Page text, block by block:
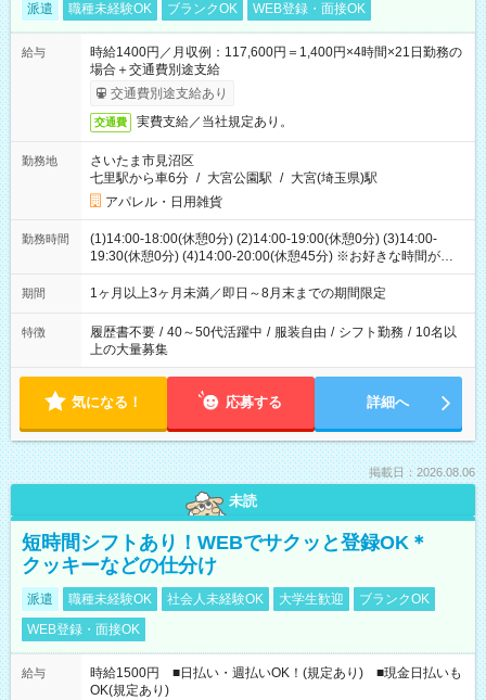
派遣 職種未経験OK ブランクOK WEB登録・面接OK
給与
時給1400円／月収例：117,600円＝1,400円×4時間×21日勤務の
場合＋交通費別途支給
交通費別途支給あり
交通費 実費支給／当社規定あり。
勤務地
さいたま市見沼区
七里駅から車6分 / 大宮公園駅 / 大宮(埼玉県)駅
アパレル・日用雑貨
勤務時間
(1)14:00-18:00(休憩0分) (2)14:00-19:00(休憩0分) (3)14:00-
19:30(休憩0分) (4)14:00-20:00(休憩45分) ※お好きな時間が選べ
ます
期間 1ヶ月以上3ヶ月未満／即日～8月末までの期間限定
特徴 履歴書不要 / 40～50代活躍中 / 服装自由 / シフト勤務 / 10名以
上の大量募集
気になる！ 応募する 詳細へ
掲載日：2026.08.06
未読
短時間シフトあり！WEBでサクッと登録OK＊
クッキーなどの仕分け
派遣 職種未経験OK 社会人未経験OK 大学生歓迎
ブランクOK
WEB登録・面接OK
給与
時給1500円 ■日払い・週払いOK！(規定あり) ■現金日払いも
OK(規定あり)